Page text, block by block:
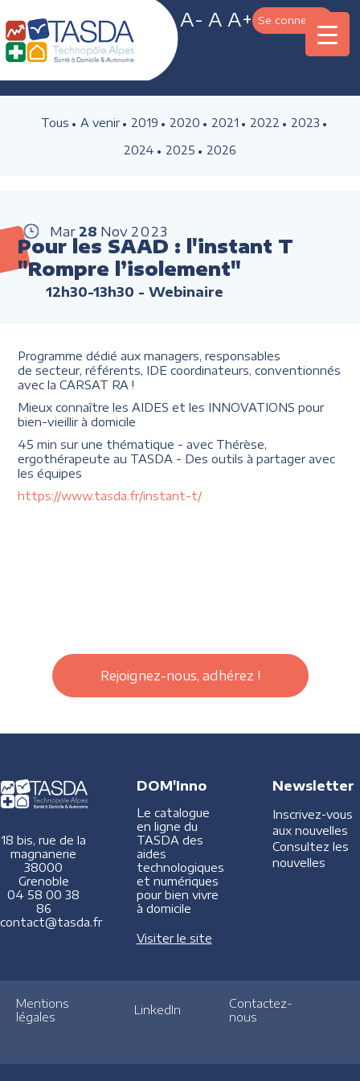
A- A A+ Se connecter
Tous A venir 2019 2020 2021 2022
2023
2024
2025 2026
Mar 28 Nov 2023
Pour les SAAD : l'instant T
"Rompre l’isolement"
12h30-13h30 - Webinaire
Programme dédié aux managers, responsables
de secteur, référents, IDE coordinateurs, conventionnés
avec la CARSAT RA !
Mieux connaître les AIDES et les INNOVATIONS pour
bien-vieillir à domicile
45 min sur une thématique - avec Thérèse,
ergothérapeute au TASDA - Des outils à partager avec
les équipes
https://www.tasda.fr/instant-t/
Rejoignez-nous, adhérez !
18 bis, rue de la
magnanerie
38000
Grenoble
04 58 00 38
86
contact@tasda.fr
DOM'Inno
Le catalogue
en ligne du
TASDA des
aides
technologiques
et numériques
pour bien vivre
à domicile
Visiter le site
Newsletter
Inscrivez-vous
aux nouvelles
Consultez les
nouvelles
Mentions
légales
LinkedIn
Contactez-
nous